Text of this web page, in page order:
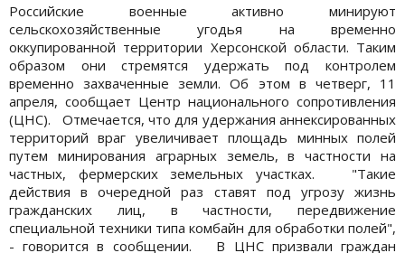
Российские военные активно минируют
сельскохозяйственные угодья на временно
оккупированной территории Херсонской области. Таким
образом они стремятся удержать под контролем
временно захваченные земли. Об этом в четверг, 11
апреля, сообщает Центр национального сопротивления
(ЦНС). Отмечается, что для удержания аннексированных
территорий враг увеличивает площадь минных полей
путем минирования аграрных земель, в частности на
частных, фермерских земельных участках. "Такие
действия в очередной раз ставят под угрозу жизнь
гражданских лиц, в частности, передвижение
специальной техники типа комбайн для обработки полей",
- говорится в сообщении. В ЦНС призвали граждан